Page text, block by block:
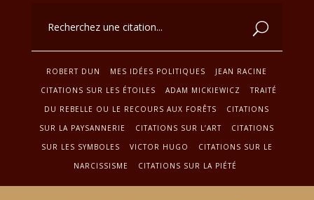
ROBERT DUN MES IDÉES POLITIQUES
JEAN RACINE
CITATIONS SUR LES ÉTOILES
ADAM MICKIEWICZ
TRAITÉ
DU REBELLE OU LE RECOURS AUX FORÊTS
CITATIONS
SUR LA PAYSANNERIE
CITATIONS SUR L’ART
CITATIONS
SUR LES SYMBOLES
VICTOR HUGO
CITATIONS SUR LE
NARCISSISME
CITATIONS SUR LA PIÉTÉ